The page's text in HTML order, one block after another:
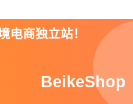
电商独立站！
BeikeShop